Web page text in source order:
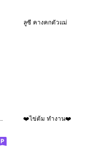
ลูซี่ คางคกตัวแม่
❤️ไข่ต้ม ทำงาน❤️